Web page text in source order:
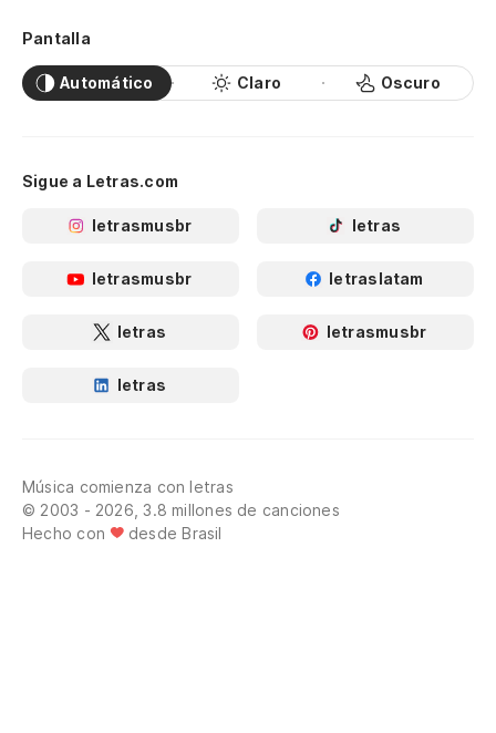
Pantalla
Automático Claro Oscuro
Sigue a Letras.com
letrasmusbr letras
letrasmusbr letraslatam
letras letrasmusbr
letras
Música comienza con letras
© 2003 - 2026, 3.8 millones de canciones
Hecho con
desde Brasil